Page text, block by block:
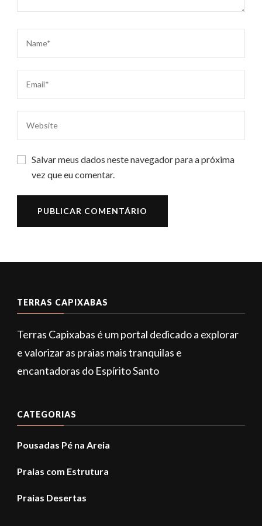
Salvar meus dados neste navegador para a próxima
vez que eu comentar.
TERRAS CAPIXABAS
Terras Capixabas é um portal dedicado a explorar
e valorizar as praias mais tranquilas e
encantadoras do Espírito Santo
CATEGORIAS
Pousadas Pé na Areia
Praias com Estrutura
Praias Desertas